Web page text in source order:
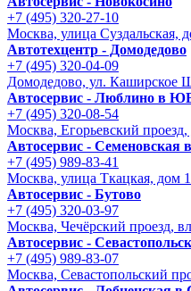
+7 (495) 320-27-10
Москва, улица Суздальская,
Автотехцентр - Домодедово
+7 (495) 320-04-09
Домодедово, ул. Каширское
Автосервис - Люблино в
+7 (495) 320-08-54
Москва, Егорьевский проезд,
Автосервис - Семеновская
+7 (495) 989-83-41
Москва, улица Ткацкая, дом
Автосервис - Бутово
+7 (495) 320-03-97
Москва, Чечёрский проезд,
Автосервис -
+7 (495) 989-83-07
Москва, Севастопольский